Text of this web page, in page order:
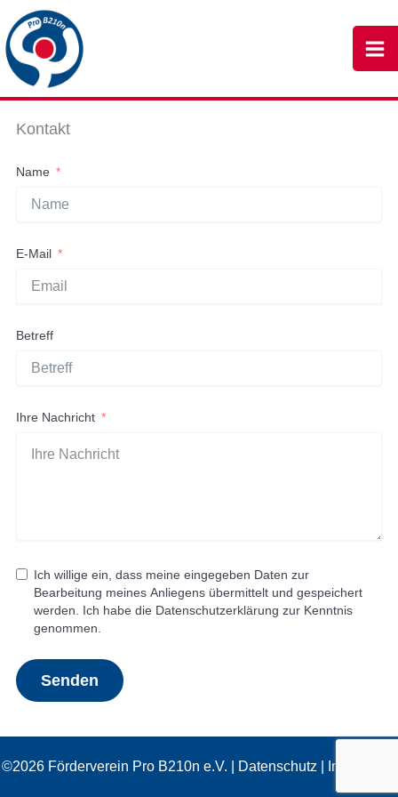
Zum
Inhalt
springen
Kontakt
Name
E-Mail
Betreff
Ihre Nachricht
Ich willige ein, dass meine eingegeben Daten zur
Bearbeitung meines Anliegens übermittelt und gespeichert
werden. Ich habe die Datenschutzerklärung zur Kenntnis
genommen.
Senden
©2026 Förderverein Pro B210n e.V. | Datenschutz Impressum